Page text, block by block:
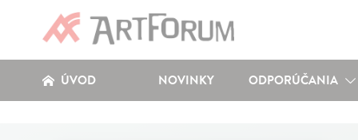
ÚVOD NOVINKY ODPORÚČANIA